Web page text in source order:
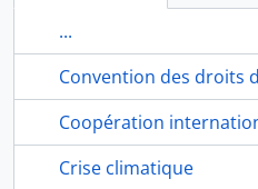
...
Convention des droits
Coopération
Crise climatique